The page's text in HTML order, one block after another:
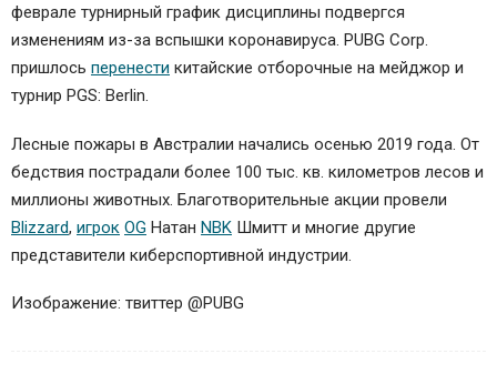
феврале турнирный график дисциплины подвергся
изменениям из-за вспышки коронавируса. PUBG Corp.
пришлось перенести китайские отборочные на мейджор и
турнир PGS: Berlin.
Лесные пожары в Австралии начались осенью 2019 года. От
бедствия пострадали более 100 тыс. кв. километров лесов и
миллионы животных. Благотворительные акции провели
Blizzard, игрок OG Натан NBK Шмитт и многие другие
представители киберспортивной индустрии.
Изображение: твиттер @PUBG